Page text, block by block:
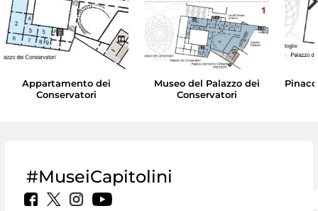
Appartamento dei
Conservatori
Museo del Palazzo dei
Conservatori
#MuseiCapitolini